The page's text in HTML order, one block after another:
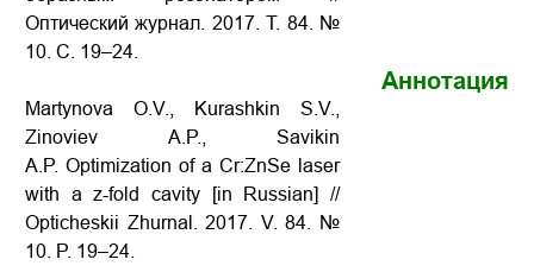
Оптический журнал. 2017. Т. 84. №
10. С. 19–24.
Martynova O.V., Kurashkin S.V.,
Zinoviev A.P., Savikin
A.P. Optimization of a Cr:ZnSe laser
with a z-fold cavity
[in Russian] //
Opticheskii Zhurnal. 2017. V. 84. №
10. P. 19–24.
Аннотация